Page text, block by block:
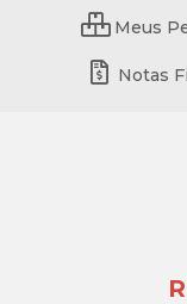
Meus
Notas